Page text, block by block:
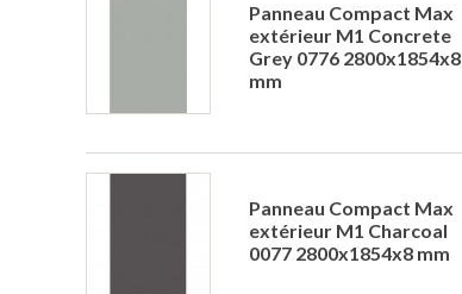
Panneau Compact Max
extérieur M1 Concrete
Grey 0776 2800x1854x8
mm
Panneau Compact Max
extérieur M1 Charcoal
0077 2800x1854x8 mm